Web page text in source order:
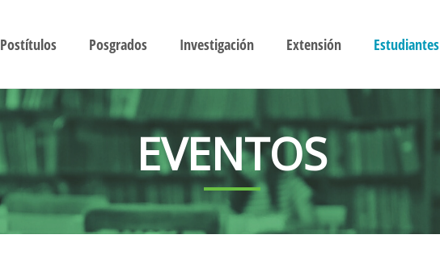
Postítulos Posgrados Investigación Extensión Estudiantes
EVENTOS